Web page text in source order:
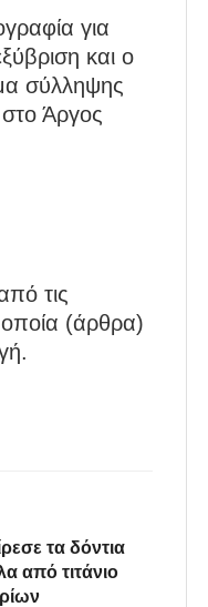
για
και ο
σύλληψης
Άργος
τις
οποία (άρθρα)
τα δόντια
από τιτάνιο